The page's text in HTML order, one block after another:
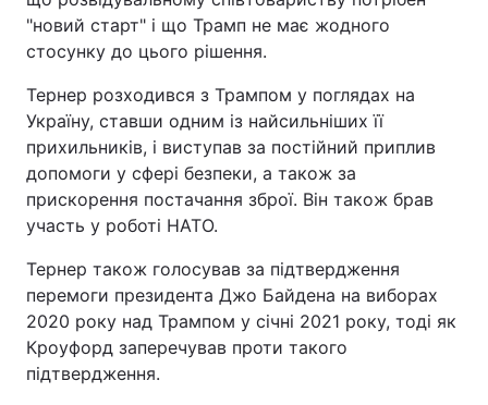
"новий старт" і що Трамп не має жодного
стосунку до цього рішення.
Тернер розходився з Трампом у поглядах на
Україну, ставши одним із найсильніших її
прихильників, і виступав за постійний приплив
допомоги у сфері безпеки, а також за
прискорення постачання зброї. Він також брав
участь у роботі НАТО.
Тернер також голосував за підтвердження
перемоги президента Джо Байдена на виборах
2020 року над Трампом у січні 2021 року, тоді як
Кроуфорд заперечував проти такого
підтвердження.